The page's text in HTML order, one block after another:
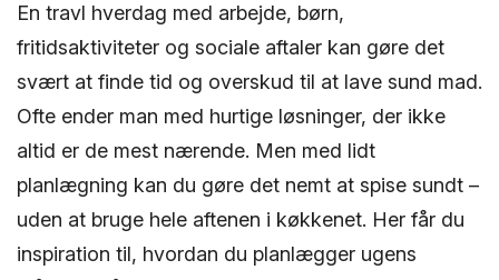
En travl hverdag med arbejde, børn,
fritidsaktiviteter og sociale aftaler kan gøre det
svært at finde tid og overskud til at lave sund mad.
Ofte ender man med hurtige løsninger, der ikke
altid er de mest nærende. Men med lidt
planlægning kan du gøre det nemt at spise sundt –
uden at bruge hele aftenen i køkkenet. Her får du
inspiration til, hvordan du planlægger ugens